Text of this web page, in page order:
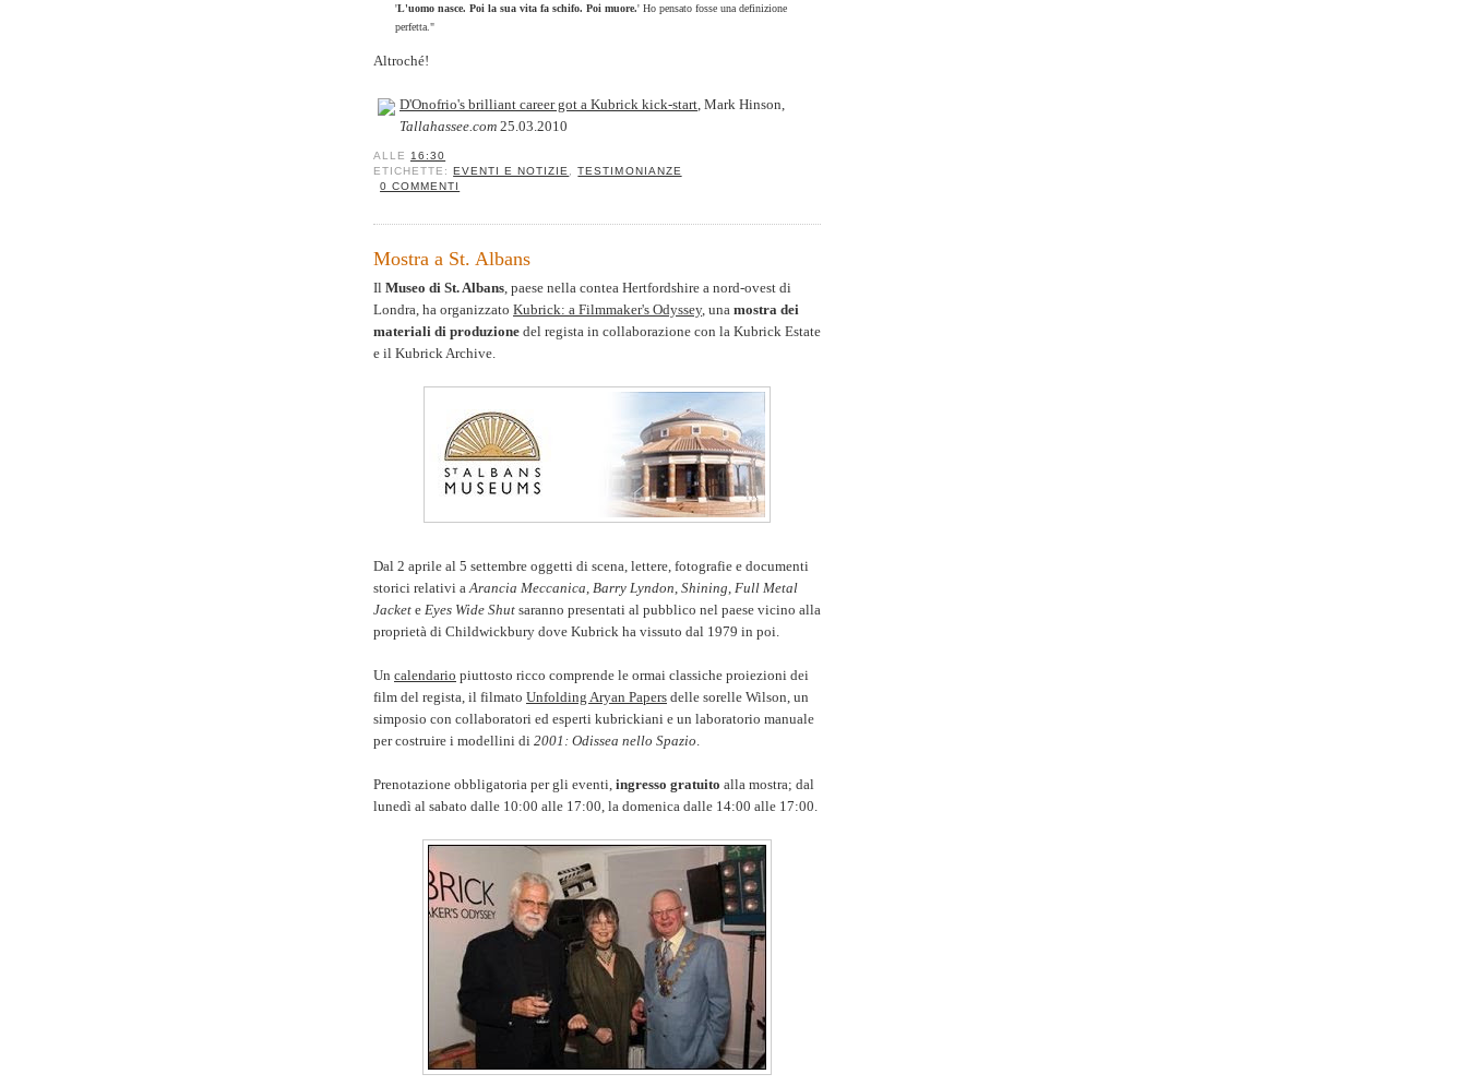
'L'uomo nasce. Poi la sua vita fa schifo. Poi muore.' Ho pensato fosse una definizione
perfetta."
Altroché!
D'Onofrio's brilliant career got a Kubrick kick-start, Mark Hinson,
Tallahassee.com 25.03.2010
ALLE 16:30
ETICHETTE:EVENTI E NOTIZIE ,TESTIMONIANZE
0 COMMENTI
Mostra a St. Albans
Il Museo di St. Albans, paese nella contea Hertfordshire a nord-ovest di
Londra, ha organizzato Kubrick: a Filmmaker's Odyssey, una mostra dei
materiali di produzione del regista in collaborazione con la Kubrick Estate
e il Kubrick Archive.
Dal 2 aprile al 5 settembre oggetti di scena, lettere, fotografie e documenti
storici relativi aArancia Meccanica, Barry Lyndon, Shining, Full Metal
Jacket e Eyes Wide Shut saranno presentati al pubblico nel paese vicino alla
proprietà di Childwickbury dove Kubrick ha vissuto dal 1979 in poi.
Un calendario piuttosto ricco comprende le ormai classiche proiezioni dei
film del regista, il filmato Unfolding Aryan Papers delle sorelle Wilson, un
simposio con collaboratori ed esperti kubrickiani e un laboratorio manuale
per costruire i modellini di 2001: Odissea nello Spazio.
Prenotazione obbligatoria per gli eventi, ingresso gratuito alla mostra; dal
lunedì al sabato dalle 10:00 alle 17:00, la domenica dalle 14:00 alle 17:00.